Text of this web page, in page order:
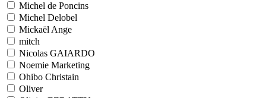
Michel de Poncins
Michel Delobel
Mickaël Ange
mitch
Nicolas GAIARDO
Noemie Marketing
Ohibo Christain
Oliver